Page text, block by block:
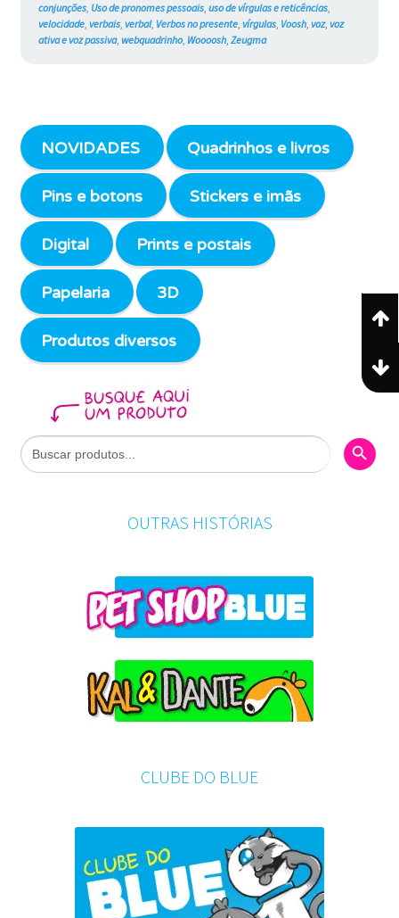
conjunções, Uso de pronomes pessoais, uso de vírgulas e reticências,
velocidade, verbais, verbal, Verbos no presente, vírgulas, Voosh, voz, voz
ativa e voz passiva, webquadrinho, Woooosh, Zeugma
NOVIDADES Quadrinhos e livros
Pins e botons Stickers e imãs
Digital Prints e postais
Papelaria 3D
Produtos diversos
Search
for:
Search
OUTRAS HISTÓRIAS
CLUBE DO BLUE